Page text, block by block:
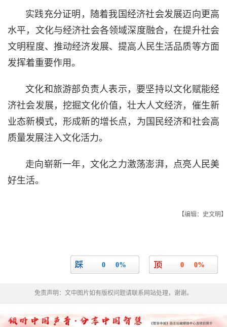
实践充分证明，随着我国经济社会发展迈向更高
水平，文化与经济社会各领域深度融合，在提升社会
文明程度、推动经济发展、提高人民生活品质等方面
发挥着重要作用。
文化和旅游部负责人表示，要坚持以文化赋能经
济社会发展，挖掘文化价值，壮大人文经济，催生新
业态新模式，形成新的增长点，为国民经济和社会高
质量发展注入文化活力。
走向崭新一年，文化之力激荡澎湃，点亮人民美
好生活。
【编辑：史文明】
0 0%
0 0%
免责声明：文中图片如有版权问题请联系网站处理，谢谢。